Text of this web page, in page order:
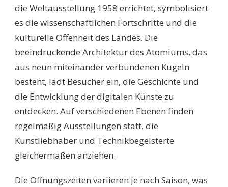
die Weltausstellung 1958 errichtet, symbolisiert
es die wissenschaftlichen Fortschritte und die
kulturelle Offenheit des Landes. Die
beeindruckende Architektur des Atomiums, das
aus neun miteinander verbundenen Kugeln
besteht, lädt Besucher ein, die Geschichte und
die Entwicklung der digitalen Künste zu
entdecken. Auf verschiedenen Ebenen finden
regelmäßig Ausstellungen statt, die
Kunstliebhaber und Technikbegeisterte
gleichermaßen anziehen.
Die Öffnungszeiten variieren je nach Saison, was